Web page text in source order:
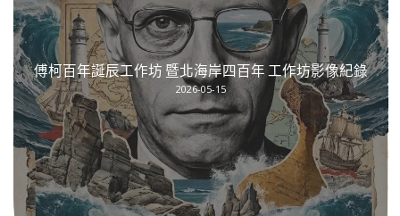
傅柯百年誕辰工作坊 暨北海岸四百年 工作坊影像紀錄
2026-05-15